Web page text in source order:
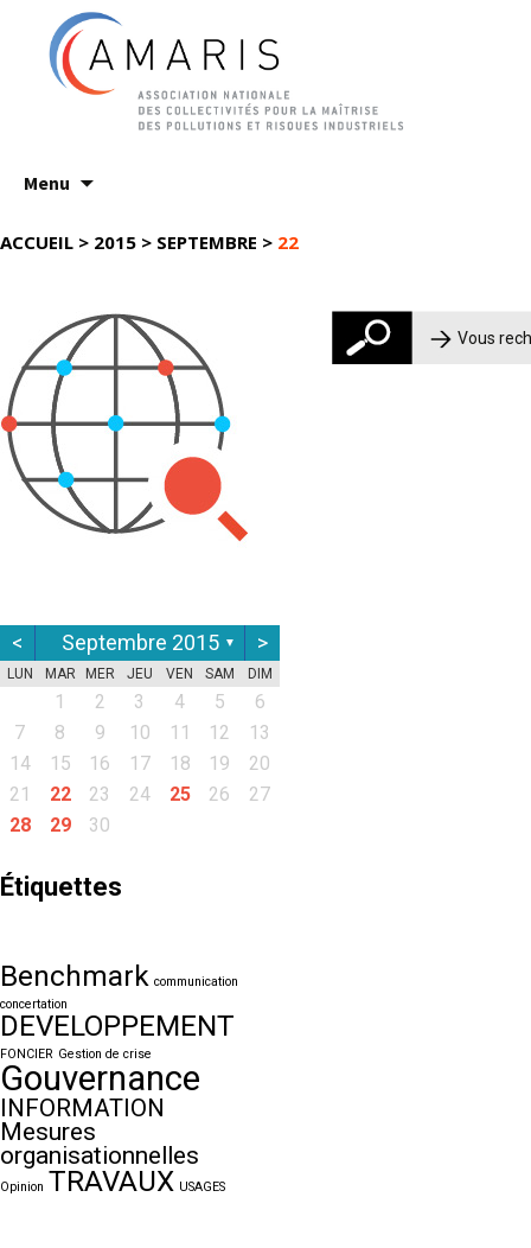
Menu
au
ACCUEIL > 2015 > SEPTEMBRE > 22
Rechercher :
< Septembre 2015 ▼ >
LUN MAR MER JEU VEN SAM DIM
1 2 3 4 5
6
7
8 9 10 11 12
13
14
15 16 17 18 19
20
21
22 23 24 25 26
27
28
29 30
Étiquettes
Benchmark communication
concertation
DEVELOPPEMENT
FONCIER Gestion de crise
Gouvernance
INFORMATION
Mesures
organisationnelles
Opinion TRAVAUX USAGES